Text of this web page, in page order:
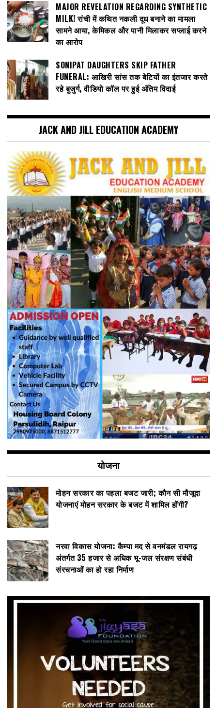
MAJOR REVELATION REGARDING SYNTHETIC
MILK! रांची में कथित नकली दूध बनाने का मामला
सामने आया, केमिकल और पानी मिलाकर सप्लाई करने
का आरोप
SONIPAT DAUGHTERS SKIP FATHER
FUNERAL: आखिरी सांस तक बेटियों का इंतजार करते
रहे बुजुर्ग, वीडियो कॉल पर हुई अंतिम विदाई
JACK AND JILL EDUCATION ACADEMY
योजना
मोहन सरकार का पहला बजट जारी; कौन सी मौजूदा
योजनाएं मोहन सरकार के बजट में शामिल होंगी?
नरवा विकास योजना: कैम्पा मद से वनमंडल रायगढ़
अंतर्गत 35 हजार से अधिक भू-जल संरक्षण संबंधी
संरचनाओं का हो रहा निर्माण